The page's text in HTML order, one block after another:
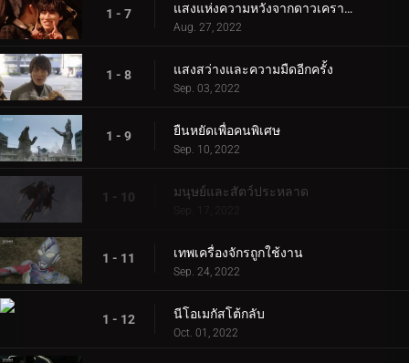
1 - 7 แสงแห่งความหวังจากดาวเคราะห์สีแดง
Aug. 27, 2022
1 - 8 แสงสว่างและความมืดอีกครั้ง
Sep. 03, 2022
1 - 9 ยืนหยัดเพื่อคนพิเศษ
Sep. 10, 2022
1 - 10 มนุษย์และสัตว์ประหลาด
Sep. 17, 2022
1 - 11 เทพเครื่องจักรถูกใช้งาน
Sep. 24, 2022
1 - 12 นีโอเมกัสโต้กลับ
Oct. 01, 2022